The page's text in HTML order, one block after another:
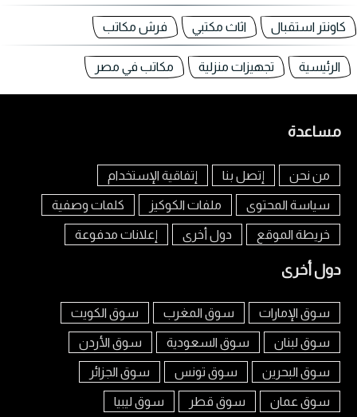
كاونتر استقبال اثاث مكتبي فرش مكاتب
الرئيسية تجهيزات منزلية مكاتب في مصر
مساعدة
من نحن إتصل بنا إتفاقية الإستخدام
سياسة المحتوى ملفات الكوكيز كلمات وصفية
خريطة الموقع دول أخرى إعلانات مدفوعة
دول أخرى
سوق الإمارات سوق المغرب سوق الكويت
سوق لبنان سوق السعودية سوق الأردن
سوق البحرين سوق تونس سوق الجزائر
سوق عمان سوق قطر سوق ليبيا